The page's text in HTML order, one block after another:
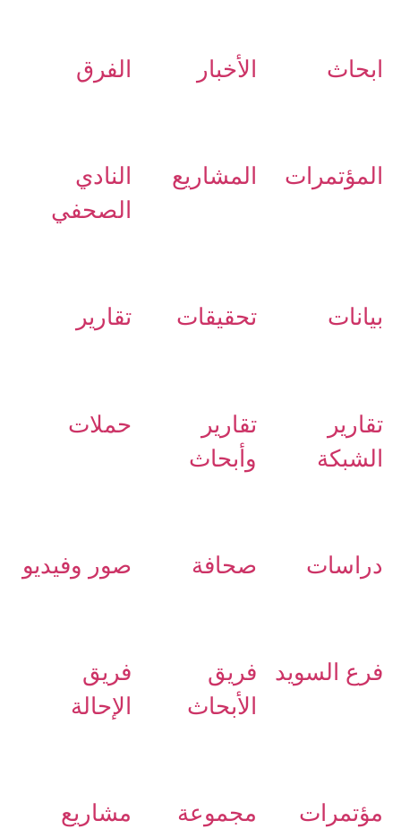
ابحاث الأخبار الفرق
المؤتمرات المشاريع
النادي
الصحفي
بيانات تحقيقات تقارير
تقارير
الشبكة
تقارير
وأبحاث
حملات
دراسات صحافة صور وفيديو
فرع السويد
فريق
الأبحاث
فريق
الإحالة
مؤتمرات مجموعة مشاريع